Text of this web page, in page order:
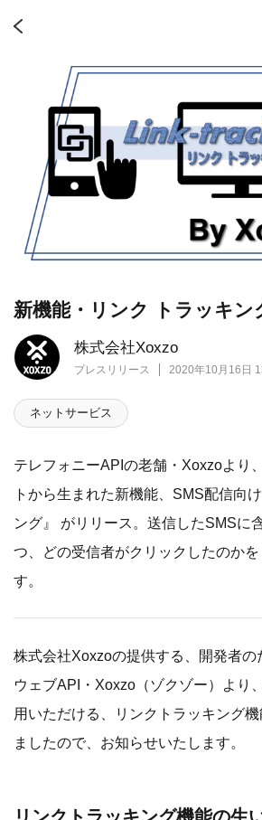
株式会社Xoxzo
プレスリリース 2020年10月16日
新機能・リンク トラッキン
ネットサービス
テレフォニーAPIの老舗・Xoxzoより
トから生まれた新機能、SMS配信向
ング』 がリリース。送信したSMSに
つ、どの受信者がクリックしたのか
す。
株式会社Xoxzoの提供する、開発者の
ウェブAPI・Xoxzo（ゾクゾー）より
用いただける、リンクトラッキング
ましたので、お知らせいたします。